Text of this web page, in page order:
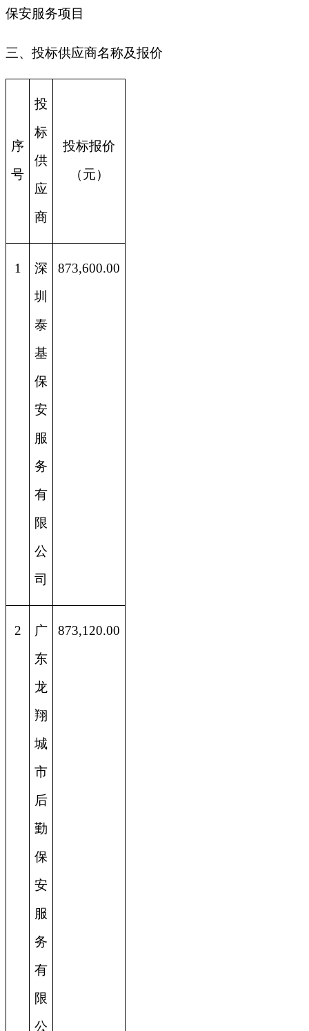
保安服务项目
三、投标供应商名称及报价
序
号
投
标
供
应
商
投标报价
（元）
1
深
圳
泰
基
保
安
服
务
有
限
公
司
873,600.00
2
广
东
龙
翔
城
市
后
勤
保
安
服
务
有
限
公
873,120.00